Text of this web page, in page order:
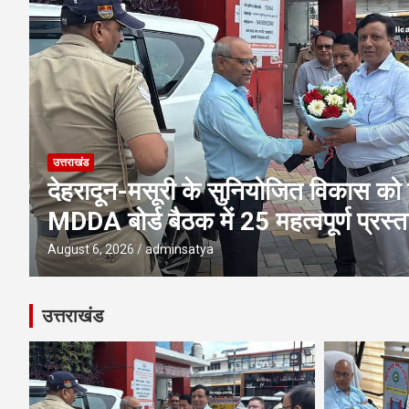
उत्तराखंड
एमडीडीए बोर्ड बैठक में 25 विकास
पूलिंग, पर्यटन, होटल, औद्योगिक भवन
परियोजनाओं पर अहम फैसले
August 6, 2026 adminsatya
उत्तराखंड